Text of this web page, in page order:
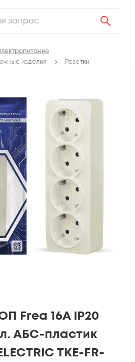
изделия
Розетки
Frea 16А IP20
АБС-пластик
TKE-FR-